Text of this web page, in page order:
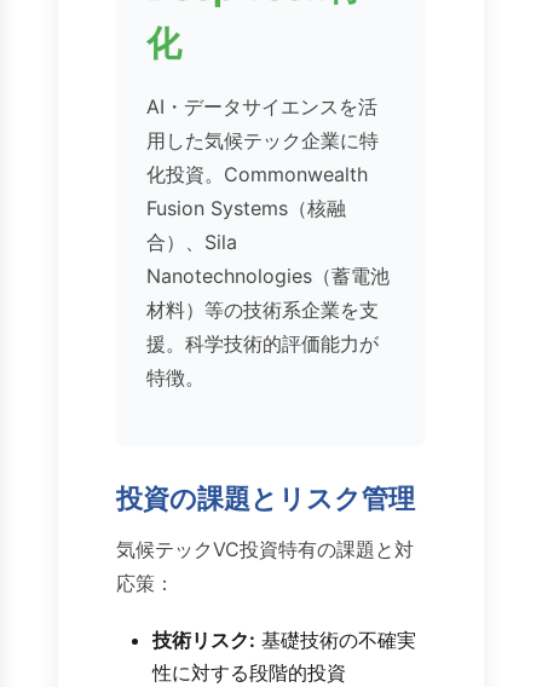
化
AI・データサイエンスを活
用した気候テック企業に特
化投資。Commonwealth
Fusion Systems（核融
合）、Sila
Nanotechnologies（蓄電池
材料）等の技術系企業を支
援。科学技術的評価能力が
特徴。
投資の課題とリスク管理
気候テックVC投資特有の課題と対
応策：
技術リスク: 基礎技術の不確実
性に対する段階的投資